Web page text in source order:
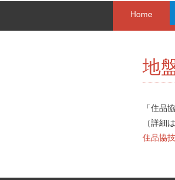
Home
地
「住品
（詳細は
住品協